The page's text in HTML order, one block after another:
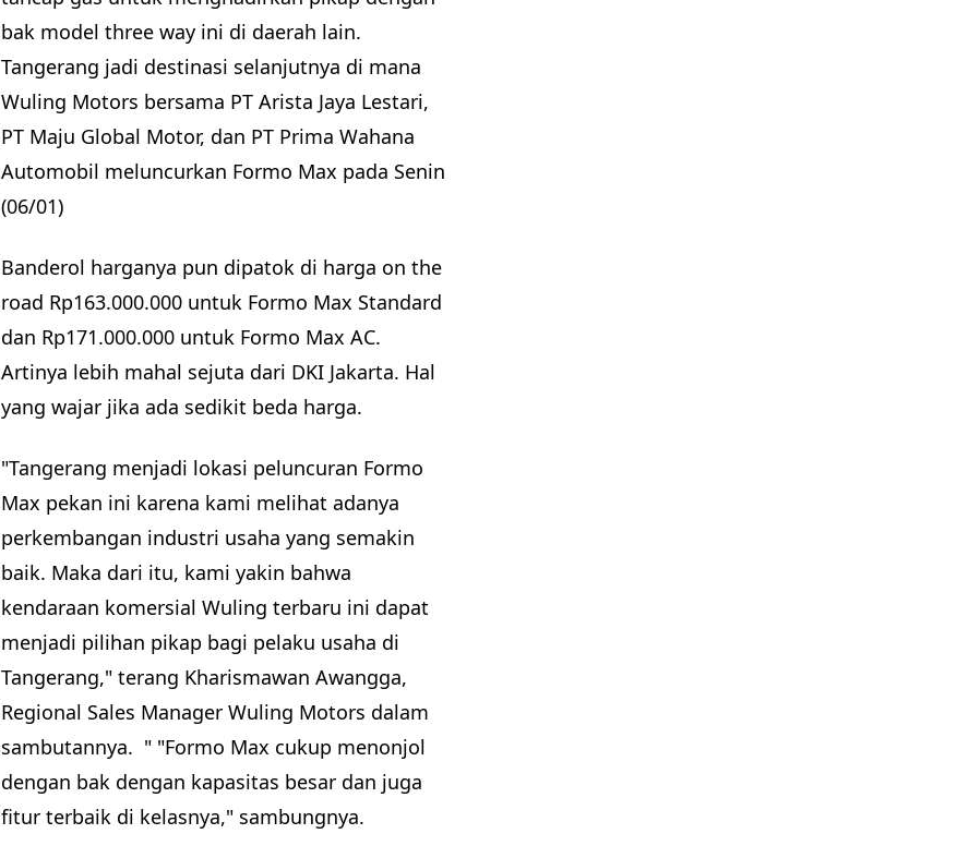
bak model three way ini di daerah lain.
Tangerang jadi destinasi selanjutnya di mana
Wuling Motors bersama PT Arista Jaya Lestari,
PT Maju Global Motor, dan PT Prima Wahana
Automobil meluncurkan Formo Max pada Senin
(06/01)
Banderol harganya pun dipatok di harga on the
road Rp163.000.000 untuk Formo Max Standard
dan Rp171.000.000 untuk Formo Max AC.
Artinya lebih mahal sejuta dari DKI Jakarta. Hal
yang wajar jika ada sedikit beda harga.
"Tangerang menjadi lokasi peluncuran Formo
Max pekan ini karena kami melihat adanya
perkembangan industri usaha yang semakin
baik. Maka dari itu, kami yakin bahwa
kendaraan komersial Wuling terbaru ini dapat
menjadi pilihan pikap bagi pelaku usaha di
Tangerang," terang Kharismawan Awangga,
Regional Sales Manager Wuling Motors dalam
sambutannya. " "Formo Max cukup menonjol
dengan bak dengan kapasitas besar dan juga
fitur terbaik di kelasnya," sambungnya.